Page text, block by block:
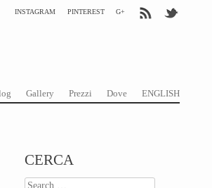
INSTAGRAM PINTEREST G+
Gallery Prezzi Dove ENGLISH
CERCA
Search